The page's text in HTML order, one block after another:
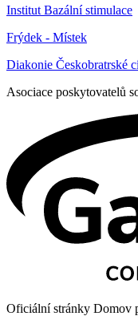
Institut Bazální stimulace
Frýdek - Místek
Diakonie Českobratrské
Asociace poskytovatelů
Oficiální stránky Domov